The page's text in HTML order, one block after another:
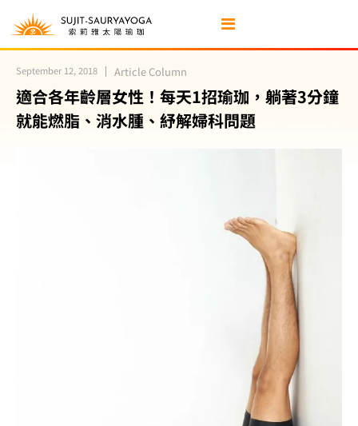
September 12, 2018 Article Column
適合各年齡層女性！每天1招瑜珈，躺著3分鐘
就能燃脂、消水腫、紓解婦科問題